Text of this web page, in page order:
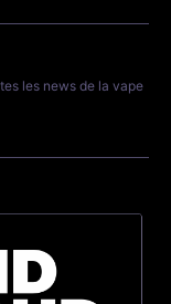
les news de la vape